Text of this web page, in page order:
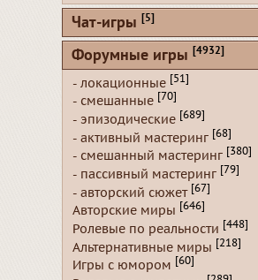
Чат-игры [5]
Форумные игры [4932]
- локационные [51]
- смешанные [70]
- эпизодические [689]
- активный мастеринг [68]
- смешанный мастеринг [380]
- пассивный мастеринг [79]
- авторский сюжет [67]
Авторские миры [646]
Ролевые по реальности [448]
Альтернативные миры [218]
Игры с юмором [60]